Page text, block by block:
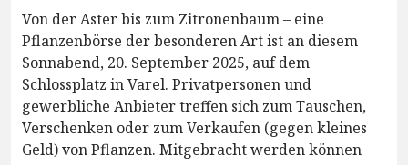
Von der Aster bis zum Zitronenbaum – eine
Pflanzenbörse der besonderen Art ist an diesem
Sonnabend, 20. September 2025, auf dem
Schlossplatz in Varel. Privatpersonen und
gewerbliche Anbieter treffen sich zum Tauschen,
Verschenken oder zum Verkaufen (gegen kleines
Geld) von Pflanzen. Mitgebracht werden können